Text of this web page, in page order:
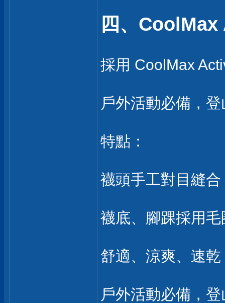
四、
採用 CoolMax
戶外活動必備，
特點：
襪頭手工對目縫
襪底、腳踝採用
舒適、涼爽、速乾
戶外活動必備，